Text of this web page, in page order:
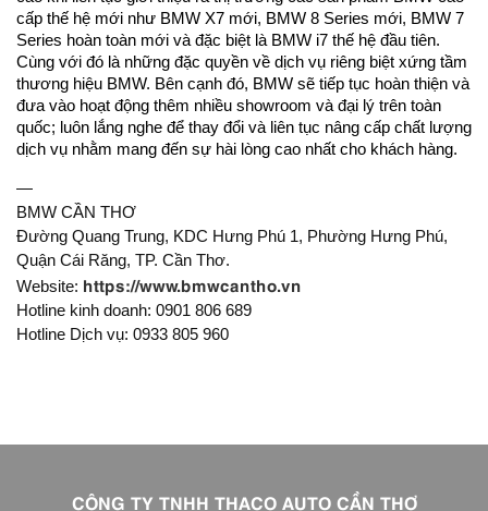
cấp thế hệ mới như BMW X7 mới, BMW 8 Series mới, BMW 7
Series hoàn toàn mới và đặc biệt là BMW i7 thế hệ đầu tiên.
Cùng với đó là những đặc quyền về dịch vụ riêng biệt xứng tầm
thương hiệu BMW. Bên cạnh đó, BMW sẽ tiếp tục hoàn thiện và
đưa vào hoạt động thêm nhiều showroom và đại lý trên toàn
quốc; luôn lắng nghe để thay đổi và liên tục nâng cấp chất lượng
dịch vụ nhằm mang đến sự hài lòng cao nhất cho khách hàng.
—
BMW CẦN THƠ
Đường Quang Trung, KDC Hưng Phú 1, Phường Hưng Phú,
Quận Cái Răng, TP. Cần Thơ.
Website: https://www.bmwcantho.vn
Hotline kinh doanh: 0901 806 689
Hotline Dịch vụ: 0933 805 960
CÔNG TY TNHH THACO AUTO CẦN THƠ